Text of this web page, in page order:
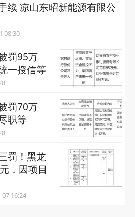
续 凉山东昭新能源有限公
07-21 08:30
罚95万
一授信等
罚70万
职等
罚！黑龙
，因项目
2026-07-07 16:24